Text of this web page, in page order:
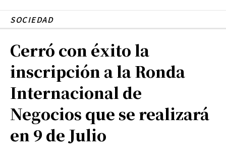
SOCIEDAD
Cerró con éxito la
inscripción a la Ronda
Internacional de
Negocios que se realizará
en 9 de Julio